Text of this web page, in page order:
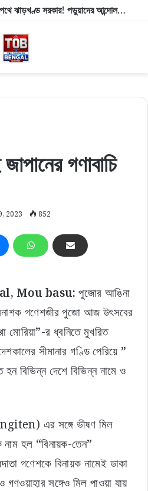
৩টি বিতর্কিত পরীক্ষা বাতিলের পথে ঝাড়খণ্ড সরকার! পড়ুয়াদের আন্দোলনের তোপে ব্যাকফুটে মুখ্যমন্ত্রী সোরেন
গণাবাচি
2023 852
Mou basu: পুজোর আঙিনা
গণেশজীর পুজো আজ উৎসবের
মোরিয়া”-র ধ্বনিতে মুখরিত
সীমানার গণ্ডি পেরিয়ে ”
বিভিন্ন দেশে বিভিন্ন নামে ও
এর সঙ্গে ভীষণ মিল
নাম হল “বিনায়ক-তেন”
গণেশকে বিনায়ক নামেই ডাকা
গণওয়াহার সঙ্গেও মিল পাওয়া যায়